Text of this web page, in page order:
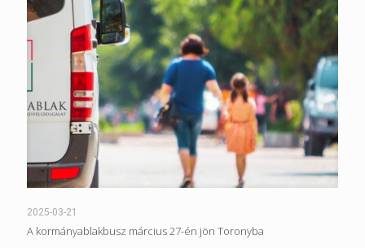
2025-03-21
A kormányablakbusz március 27-én jön Toronyba